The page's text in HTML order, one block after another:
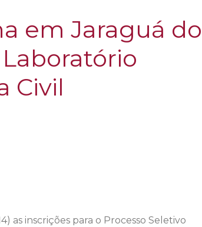
em Jaraguá do
Civil
as inscrições para o Processo Seletivo